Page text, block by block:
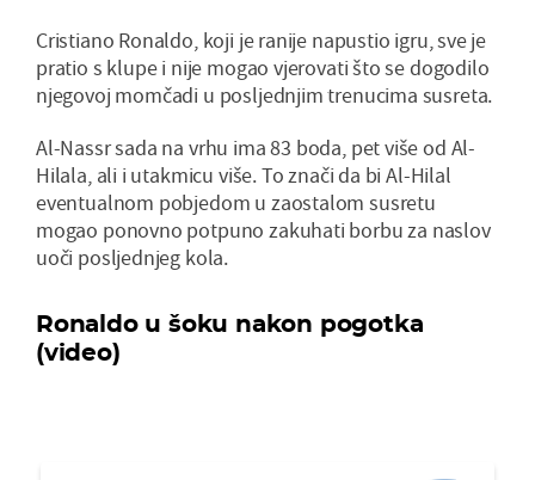
Cristiano Ronaldo, koji je ranije napustio igru, sve je
pratio s klupe i nije mogao vjerovati što se dogodilo
njegovoj momčadi u posljednjim trenucima susreta.
Al-Nassr sada na vrhu ima 83 boda, pet više od Al-
Hilala, ali i utakmicu više. To znači da bi Al-Hilal
eventualnom pobjedom u zaostalom susretu
mogao ponovno potpuno zakuhati borbu za naslov
uoči posljednjeg kola.
Ronaldo u šoku nakon pogotka
(video)